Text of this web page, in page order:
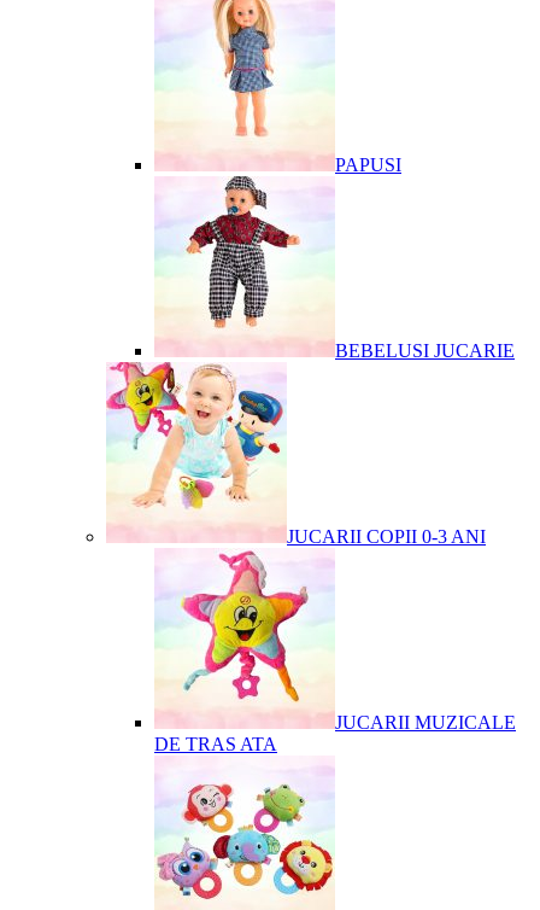
PAPUSI
BEBELUSI JUCARIE
JUCARII COPII 0-3 ANI
JUCARII MUZICALE
DE TRAS ATA